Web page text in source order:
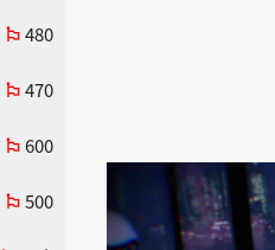
emoji_flags 480
emoji_flags 470
emoji_flags 600
emoji_flags 500